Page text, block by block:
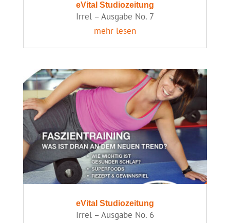
eVital Studiozeitung
Irrel – Ausgabe No. 7
mehr lesen
eVital Studiozeitung
Irrel – Ausgabe No. 6